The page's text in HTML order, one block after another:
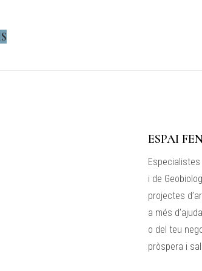
ESPAI
i de
projectes
a més
o del teu
pròspera i